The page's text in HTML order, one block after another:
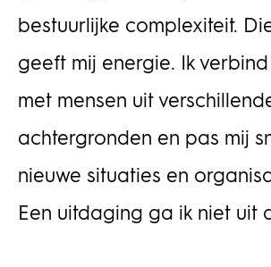
bestuurlijke complexiteit.
geeft mij energie. Ik
met mensen uit
achtergronden en pas mij
nieuwe situaties en
Een uitdaging ga ik niet uit